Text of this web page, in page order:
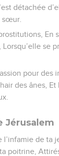
détachée
sœur.
En
se
pour des
des ânes, Et
Jérusalem
l’infamie de ta
poitrine,